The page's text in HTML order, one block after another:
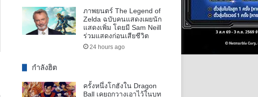
ภาพยนตร์ The Legend of
Zelda ฉบับคนแสดงเผยนัก
แสดงเพิ่ม โดยมี Sam Neill
ร่วมแสดงก่อนเสียชีวิต
24 hours ago
กำลังฮิต
ครั้งหนึ่งโกฮังใน Dragon
Ball เคยถูกวางเอาไว้ในบท